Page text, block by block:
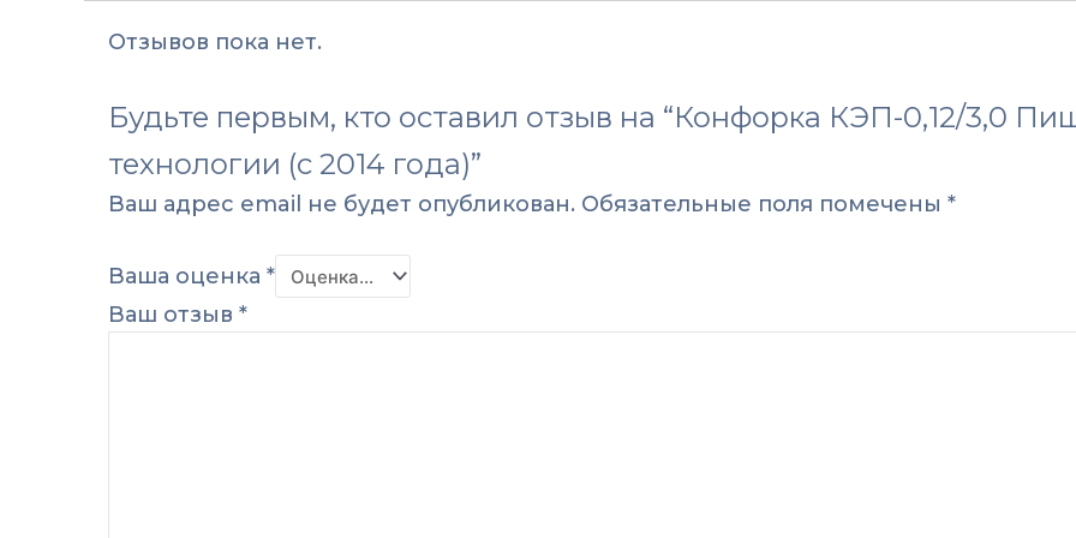
Отзывов пока нет.
Будьте первым, кто оставил отзыв на “Конфорка КЭП-0,12/3,0
технологии (с 2014 года)”
Ваш адрес email не будет опубликован. Обязательные поля помечены *
Ваша оценка *
Ваш отзыв *